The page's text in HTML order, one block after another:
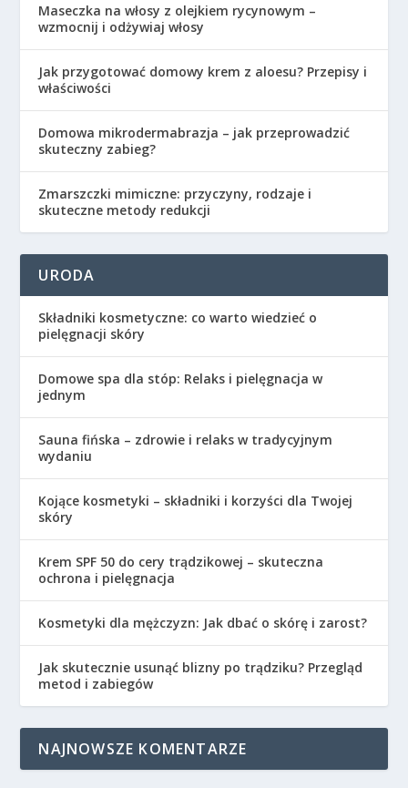
Maseczka na włosy z olejkiem rycynowym –
wzmocnij i odżywiaj włosy
Jak przygotować domowy krem z aloesu? Przepisy i
właściwości
Domowa mikrodermabrazja – jak przeprowadzić
skuteczny zabieg?
Zmarszczki mimiczne: przyczyny, rodzaje i
skuteczne metody redukcji
URODA
Składniki kosmetyczne: co warto wiedzieć o
pielęgnacji skóry
Domowe spa dla stóp: Relaks i pielęgnacja w
jednym
Sauna fińska – zdrowie i relaks w tradycyjnym
wydaniu
Kojące kosmetyki – składniki i korzyści dla Twojej
skóry
Krem SPF 50 do cery trądzikowej – skuteczna
ochrona i pielęgnacja
Kosmetyki dla mężczyzn: Jak dbać o skórę i zarost?
Jak skutecznie usunąć blizny po trądziku? Przegląd
metod i zabiegów
NAJNOWSZE KOMENTARZE